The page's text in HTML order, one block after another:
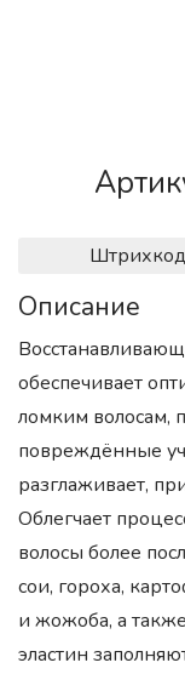
Описание
обеспечивает
ломким волосам,
повреждённые
разглаживает,
Облегчает
волосы более
сои, гороха,
и жожоба, а
эластин